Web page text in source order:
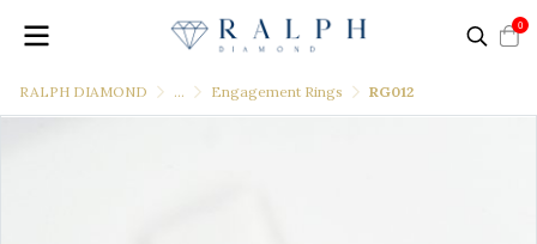
0
RALPH DIAMOND ... Engagement Rings RG012